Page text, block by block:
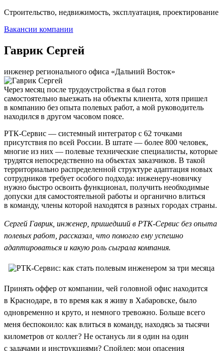
Строительство, недвижимость, эксплуатация, проектирование
Вакансии компании
Гаврик Сергей
инженер регионального офиса «Дальний Восток»
Через месяц после трудоустройства я был готов
самостоятельно выезжать на объекты клиента, хотя пришел
в компанию без опыта полевых работ, а мой руководитель
находился в другом часовом поясе.
РТК-Сервис — системный интегратор с 62 точками
присутствия по всей России. В штате — более 800 человек,
многие из них — полевые технические специалисты, которые
трудятся непосредственно на объектах заказчиков. В такой
территориально распределенной структуре адаптация новых
сотрудников требует особого подхода: инженеру-новичку
нужно быстро освоить функционал, получить необходимые
допуски для самостоятельной работы и органично влиться
в команду, члены которой находятся в разных городах страны.
Сергей Гаврик, инженер, пришедший в РТК-Сервис без опыта
полевых работ, рассказал, что помогло ему успешно
адаптироваться и какую роль сыграла компания.
Принять оффер от компании, чей головной офис находится
в Краснодаре, в то время как я живу в Хабаровске, было
одновременно и круто, и немного тревожно. Больше всего
меня беспокоило: как влиться в команду, находясь за тысячи
километров от коллег? Не останусь ли я один на один
с задачами и инструкциями? Спойлер: мои опасения